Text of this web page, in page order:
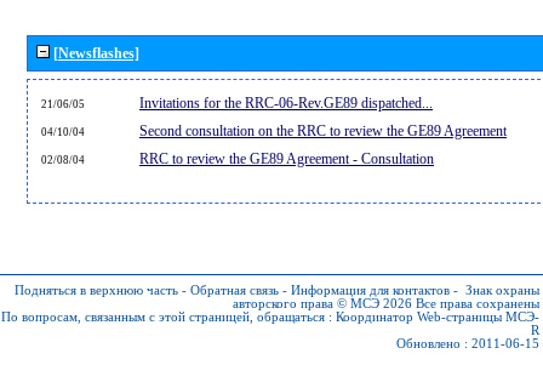
[Newsflashes]
21/06/05 Invitations for the RRC-06-Rev.GE89 dispatched...
04/10/04 Second consultation on the RRC to review the GE89 Agreement
02/08/04 RRC to review the GE89 Agreement - Consultation
Подняться в верхнюю часть - Обратная связь - Информация для контактов - Знак охраны
авторского права © МСЭ 2026 Все права сохранены
По вопросам, связанным с этой страницей, обращаться : Координатор Web-страницы МСЭ-
R
Обновлено : 2011-06-15